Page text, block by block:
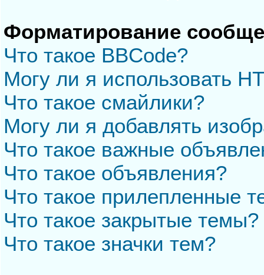
Форматирование
Что такое BBCode?
Могу ли я использовать
Что такое смайлики?
Могу ли я добавлять
Что такое важные
Что такое объявления?
Что такое прилепленные
Что такое закрытые темы?
Что такое значки тем?